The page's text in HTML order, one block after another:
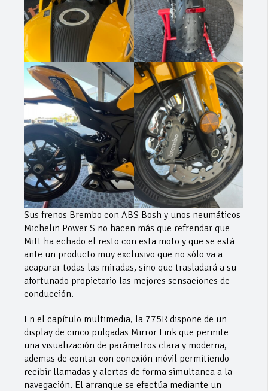
Sus frenos Brembo con ABS Bosh y unos neumáticos
Michelin Power S no hacen más que refrendar que
Mitt ha echado el resto con esta moto y que se está
ante un producto muy exclusivo que no sólo va a
acaparar todas las miradas, sino que trasladará a su
afortunado propietario las mejores sensaciones de
conducción.
En el capítulo multimedia, la 775R dispone de un
display de cinco pulgadas Mirror Link que permite
una visualización de parámetros clara y moderna,
ademas de contar con conexión móvil permitiendo
recibir llamadas y alertas de forma simultanea a la
navegación. El arranque se efectúa mediante un